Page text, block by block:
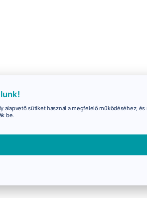
alapvető sütiket használ a megfelelő működéséhez,
be.